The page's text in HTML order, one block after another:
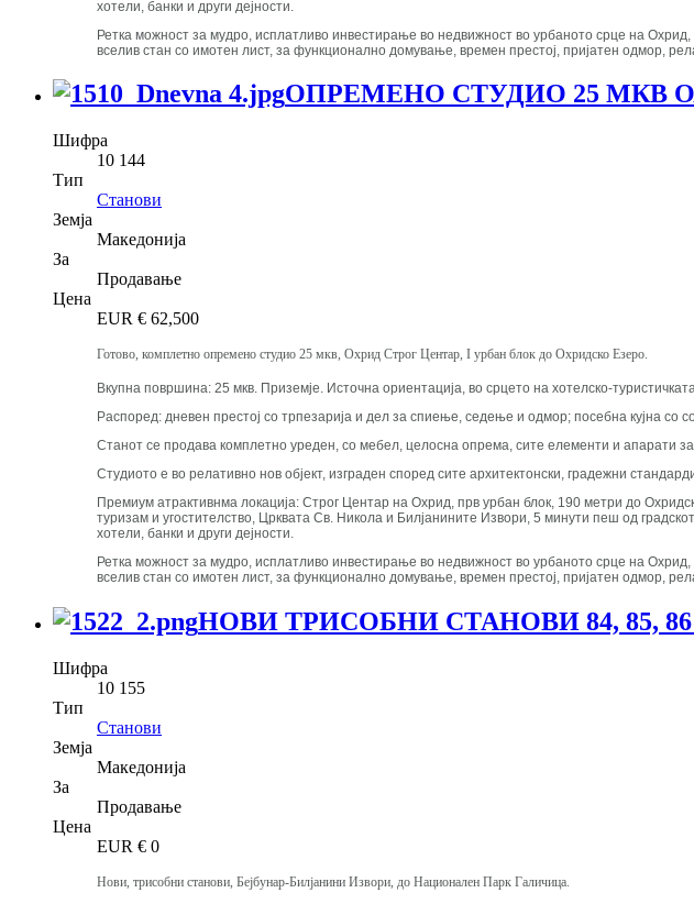
хотели, банки и други дејности.
Ретка можност за мудро, исплатливо инвестирање во недвижност во урбаното срце на
вселив стан со имотен лист, за функционално домување, времен престој, пријатен одмор,
ОПРЕМЕНО СТУДИО 25 МКВ
Шифра
10 144
Тип
Станови
Земја
Македонија
За
Продавање
Цена
EUR € 62,500
Готово, комплетно опремено студио 25 мкв, Охрид Строг Центар, I урбан блок до Охридско Езеро.
Вкупна површина: 25 мкв. Приземје. Источна ориентација, во срцето на хотелско-
Распоред: дневен престој со трпезарија и дел за спиење, седење и одмор; посебна кујна со
Станот се продава комплетно уреден, со мебел, целосна опрема, сите елементи и апарати
Студиото е во релативно нов објект, изграден според сите архитектонски, градежни
Премиум атрактивнма локација: Строг Центар на Охрид, прв урбан блок, 190 метри до
туризам и угостителство, Црквата Св. Никола и Билјанините Извори, 5 минути пеш од
хотели, банки и други дејности.
Ретка можност за мудро, исплатливо инвестирање во недвижност во урбаното срце на
вселив стан со имотен лист, за функционално домување, времен престој, пријатен одмор,
НОВИ ТРИСОБНИ СТАНОВИ 84, 85,
Шифра
10 155
Тип
Станови
Земја
Македонија
За
Продавање
Цена
EUR € 0
Нови, трисобни станови, Бејбунар-Билјанини Извори, до Национален Парк Галичица.